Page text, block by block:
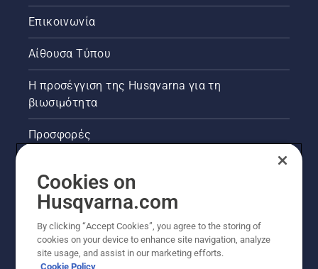
Επικοινωνία
Αίθουσα Τύπου
Η προσέγγιση της Husqvarna για τη
βιωσιμότητα
Προσφορές
Άλλοι ιστότοποι Husqvarna
Cookies on
Husqvarna.com
By clicking “Accept Cookies”, you agree to the storing of
cookies on your device to enhance site navigation, analyze
site usage, and assist in our marketing efforts.
Cookie Policy